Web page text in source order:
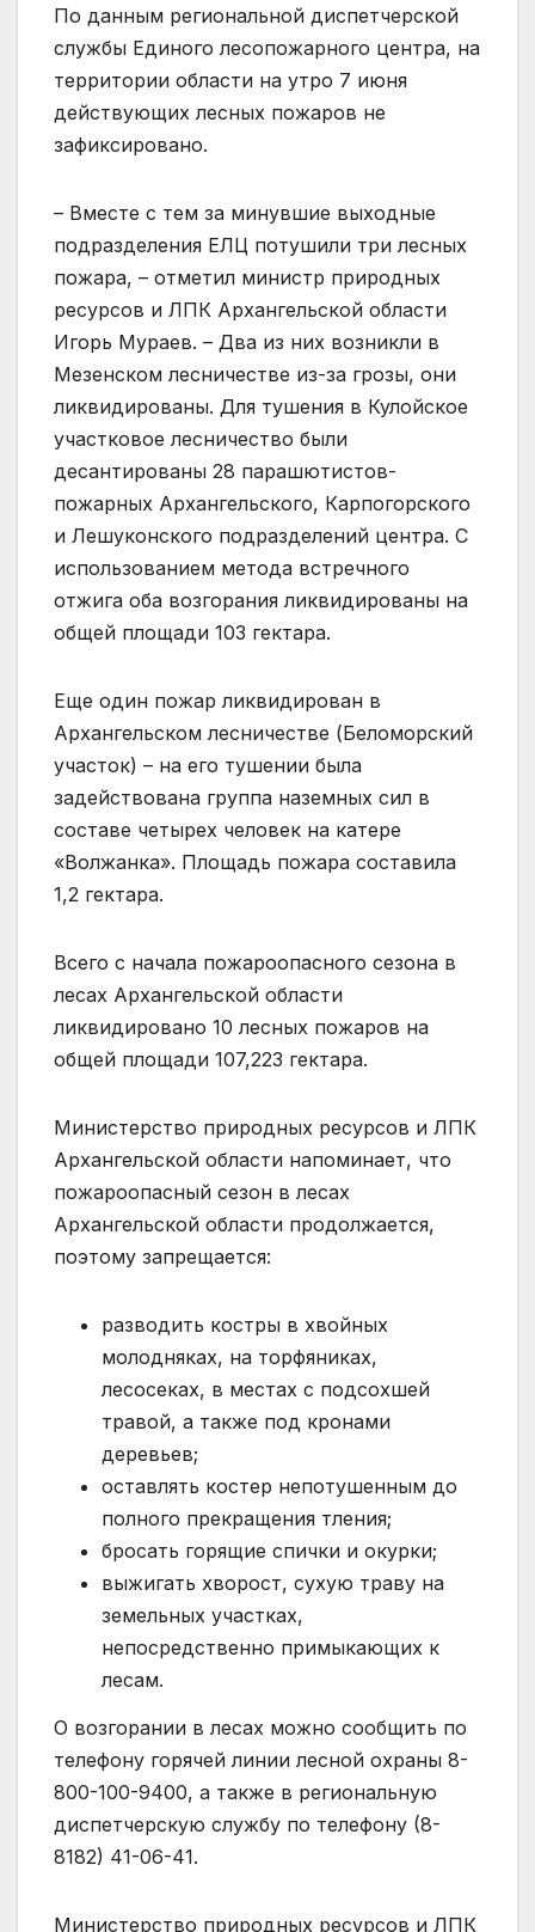
По данным региональной диспетчерской
службы Единого лесопожарного центра, на
территории области на утро 7 июня
действующих лесных пожаров не
зафиксировано.
– Вместе с тем за минувшие выходные
подразделения ЕЛЦ потушили три лесных
пожара, – отметил министр природных
ресурсов и ЛПК Архангельской области
Игорь Мураев. – Два из них возникли в
Мезенском лесничестве из-за грозы, они
ликвидированы. Для тушения в Кулойское
участковое лесничество были
десантированы 28 парашютистов-
пожарных Архангельского, Карпогорского
и Лешуконского подразделений центра. С
использованием метода встречного
отжига оба возгорания ликвидированы на
общей площади 103 гектара.
Еще один пожар ликвидирован в
Архангельском лесничестве (Беломорский
участок) – на его тушении была
задействована группа наземных сил в
составе четырех человек на катере
«Волжанка». Площадь пожара составила
1,2 гектара.
Всего с начала пожароопасного сезона в
лесах Архангельской области
ликвидировано 10 лесных пожаров на
общей площади 107,223 гектара.
Министерство природных ресурсов и ЛПК
Архангельской области напоминает, что
пожароопасный сезон в лесах
Архангельской области продолжается,
поэтому запрещается:
разводить костры в хвойных
молодняках, на торфяниках,
лесосеках, в местах с подсохшей
травой, а также под кронами
деревьев;
оставлять костер непотушенным до
полного прекращения тления;
бросать горящие спички и окурки;
выжигать хворост, сухую траву на
земельных участках,
непосредственно примыкающих к
лесам.
О возгорании в лесах можно сообщить по
телефону горячей линии лесной охраны 8-
800-100-9400, а также в региональную
диспетчерскую службу по телефону (8-
8182) 41-06-41.
Министерство природных ресурсов и ЛПК